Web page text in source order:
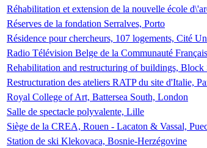
Réhabilitation et extension de la nouvelle école
Réserves de la fondation Serralves, Porto
Résidence pour chercheurs, 107 logements, Cité
Radio Télévision Belge de la Communauté
Rehabilitation and restructuring of buildings, Block
Restructuration des ateliers RATP du site d'Italie,
Royal College of Art, Battersea South, London
Salle de spectacle polyvalente, Lille
Siège de la CREA, Rouen - Lacaton & Vassal,
Station de ski Klekovaca, Bosnie-Herzégovine